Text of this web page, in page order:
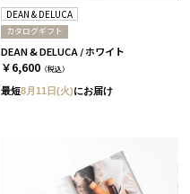
DEAN & DELUCA
カタログギフト
DEAN & DELUCA / ホワイト
￥6,600 （税込）
最短8月11日(火)にお届け